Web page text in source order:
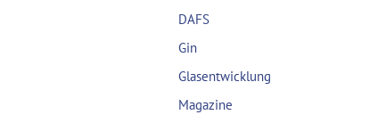
DAFS
Gin
Glasentwicklung
Magazine